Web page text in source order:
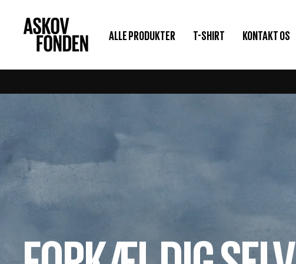
indhold
ASKOVFONDEN ALLE PRODUKTER T-SHIRT KONTAKT OS